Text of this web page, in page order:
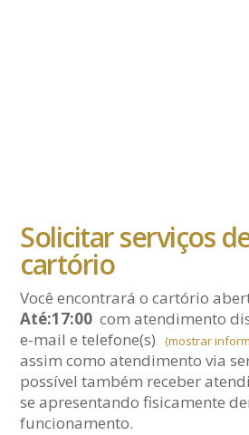
Solicitar serviços
cartório
Você encontrará o cartório
Até:17:00 com atendimento
e-maile telefone(s) (mostrar
assim como atendimento via
possível também receber
se apresentando fisicamente
funcionamento.